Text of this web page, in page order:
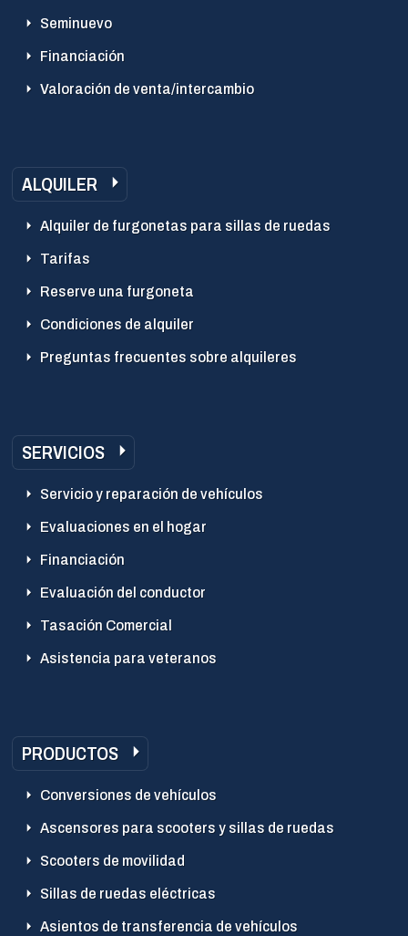
Seminuevo
Financiación
Valoración de venta/intercambio
ALQUILER
Alquiler de furgonetas para sillas de ruedas
Tarifas
Reserve una furgoneta
Condiciones de alquiler
Preguntas frecuentes sobre alquileres
SERVICIOS
Servicio y reparación de vehículos
Evaluaciones en el hogar
Financiación
Evaluación del conductor
Tasación Comercial
Asistencia para veteranos
PRODUCTOS
Conversiones de vehículos
Ascensores para scooters y sillas de ruedas
Scooters de movilidad
Sillas de ruedas eléctricas
Asientos de transferencia de vehículos